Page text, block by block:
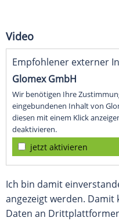
Video
Empfohlener externer
Glomex GmbH
Wir benötigen Ihre
eingebundenen Inhalt von
diesen mit einem Klick
deaktivieren.
jetzt aktivieren
Ich bin damit
angezeigt werden.
Daten an